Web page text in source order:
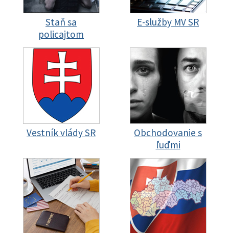
Staň sa
policajtom
E-služby MV SR
Vestník vlády SR
Obchodovanie s
ľuďmi